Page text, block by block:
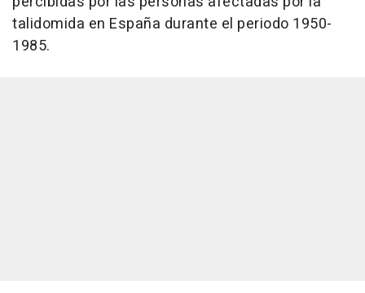
talidomida en España durante el periodo 1950-
1985.